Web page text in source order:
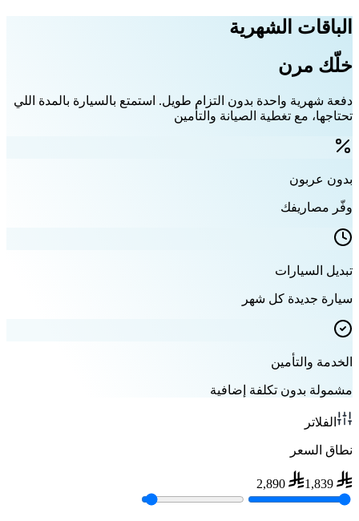
الباقات الشهرية
خلّك مرن
دفعة شهرية واحدة بدون التزام طويل. استمتع بالسيارة بالمدة اللي
تحتاجها، مع تغطية الصيانة والتأمين
بدون عربون
وفّر مصاريفك
تبديل السيارات
سيارة جديدة كل شهر
الخدمة والتأمين
مشمولة بدون تكلفة إضافية
الفلاتر
نطاق السعر
1,839
2,890